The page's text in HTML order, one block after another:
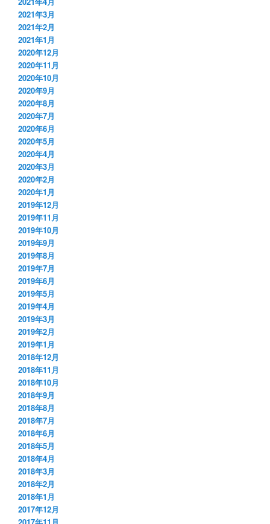
2021年3月
2021年2月
2021年1月
2020年12月
2020年11月
2020年10月
2020年9月
2020年8月
2020年7月
2020年6月
2020年5月
2020年4月
2020年3月
2020年2月
2020年1月
2019年12月
2019年11月
2019年10月
2019年9月
2019年8月
2019年7月
2019年6月
2019年5月
2019年4月
2019年3月
2019年2月
2019年1月
2018年12月
2018年11月
2018年10月
2018年9月
2018年8月
2018年7月
2018年6月
2018年5月
2018年4月
2018年3月
2018年2月
2018年1月
2017年12月